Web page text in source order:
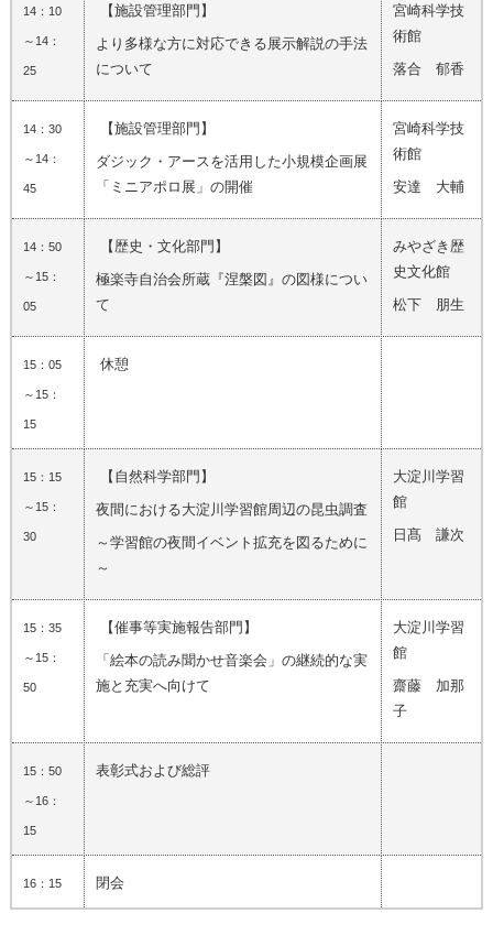
14：10
～14：
25
【施設管理部門】
より多様な方に対応できる展示解説の手法
について
宮崎科学技
術館
落合 郁香
14：30
～14：
45
【施設管理部門】
ダジック・アースを活用した小規模企画展
「ミニアポロ展」の開催
宮崎科学技
術館
安達 大輔
14：50
～15：
05
【歴史・文化部門】
極楽寺自治会所蔵『涅槃図』の図様につい
て
みやざき歴
史文化館
松下 朋生
15：05
～15：
15
休憩
15：15
～15：
30
【自然科学部門】
夜間における大淀川学習館周辺の昆虫調査
～学習館の夜間イベント拡充を図るために
～
大淀川学習
館
日髙 謙次
15：35
～15：
50
【催事等実施報告部門】
「絵本の読み聞かせ音楽会」の継続的な実
施と充実へ向けて
大淀川学習
館
齋藤 加那
子
15：50
～16：
15
表彰式および総評
16：15 閉会